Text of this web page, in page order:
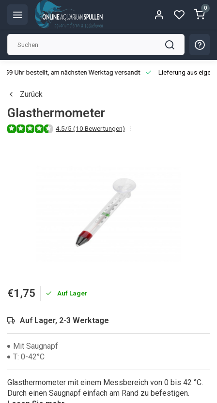
0
Uhr bestellt, am nächsten Werktag versandt Lieferung aus
Zurück
Glasthermometer
4.5/5 (10 Bewertungen)
€1,75 Auf Lager
Auf Lager, 2-3 Werktage
Mit Saugnapf
T: 0-42°C
Glasthermometer mit einem Messbereich von 0 bis 42 °C.
Durch einen Saugnapf einfach am Rand zu befestigen.